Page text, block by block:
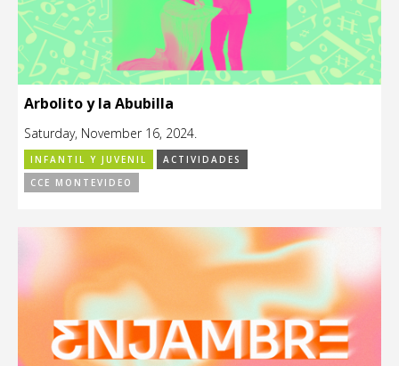
Arbolito y la Abubilla
Saturday, November 16, 2024.
INFANTIL Y JUVENIL
ACTIVIDADES
CCE MONTEVIDEO